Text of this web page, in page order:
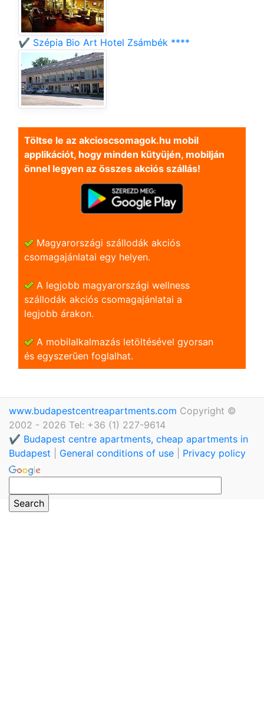
✔️ Szépia Bio Art Hotel Zsámbék ****
Töltse le az akcioscsomagok.hu mobil
applikációt, hogy minden kütyüjén, mobilján
önnel legyen az összes akciós szállás!
Magyarországi szállodák akciós
csomagajánlatai egy helyen.
A legjobb magyarországi wellness
szállodák akciós csomagajánlatai a
legjobb árakon.
A mobilalkalmazás letöltésével gyorsan
és egyszerũen foglalhat.
www.budapestcentreapartments.com Copyright ©
2002 - 2026 Tel: +36 (1) 227-9614
✔️ Budapest centre apartments, cheap apartments in
Budapest
General conditions of use Privacy policy